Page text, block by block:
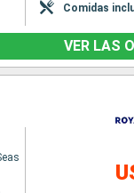
Comidas
VER LAS